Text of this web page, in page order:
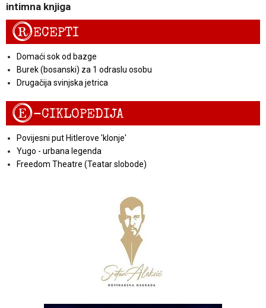
intimna knjiga
RECEPTI
Domaći sok od bazge
Burek (bosanski) za 1 odraslu osobu
Drugačija svinjska jetrica
E-CIKLOPEDIJA
Povijesni put Hitlerove 'klonje'
Yugo - urbana legenda
Freedom Theatre (Teatar slobode)